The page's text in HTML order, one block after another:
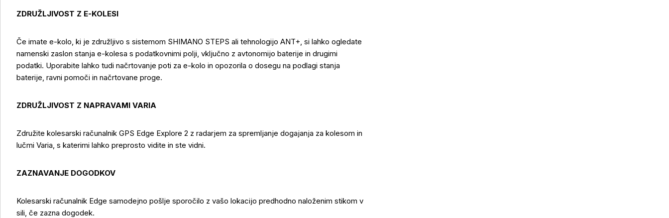
ZDRUŽLJIVOST Z E-KOLESI
Če imate e-kolo, ki je združljivo s sistemom SHIMANO STEPS ali tehnologijo ANT+, si lahko ogledate
namenski zaslon stanja e-kolesa s podatkovnimi polji, vključno z avtonomijo baterije in drugimi
podatki. Uporabite lahko tudi načrtovanje poti za e-kolo in opozorila o dosegu na podlagi stanja
baterije, ravni pomoči in načrtovane proge.
ZDRUŽLJIVOST Z NAPRAVAMI VARIA
Združite kolesarski računalnik GPS Edge Explore 2 z radarjem za spremljanje dogajanja za kolesom in
lučmi Varia, s katerimi lahko preprosto vidite in ste vidni.
ZAZNAVANJE DOGODKOV
Kolesarski računalnik Edge samodejno pošlje sporočilo z vašo lokacijo predhodno naloženim stikom v
sili, če zazna dogodek.